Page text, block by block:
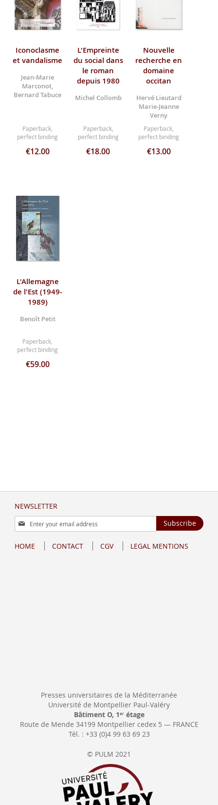
Iconoclasme
et vandalisme
Jean-Marie
Marconot,
Bernard Tabuce
Paperback,
perfect binding
€12.00
L'Empreinte
du social dans
le roman
depuis 1980
Michel Collomb
Paperback,
perfect binding
€18.00
Nouvelle
recherche en
domaine
occitan
Hervé Lieutard
Marie-Jeanne
Verny
Paperback,
perfect binding
€13.00
L'Allemagne
de l'Est (1949-
1989)
Benoît Petit
Paperback,
perfect binding
€59.00
NEWSLETTER
Sign
Up
Our
Subscribe
HOME CONTACT CGV LEGAL MENTIONS
Presses universitaires de la Méditerranée
Université de Montpellier Paul-Valéry
Bâtiment O, 1 erétage
Route de Mende 34199 Montpellier cedex 5 — FRANCE
Tél. : +33 (0)4 99 63 69 23
© PULM 2021